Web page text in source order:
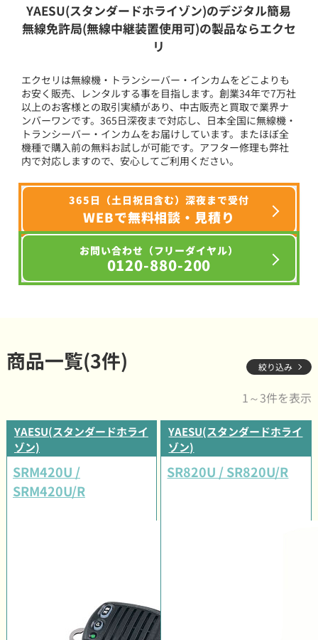
YAESU(スタンダードホライゾン)のデジタル簡易
無線免許局(無線中継装置使用可)の製品ならエクセ
リ
エクセリは無線機・トランシーバー・インカムをどこよりも
お安く販売、レンタルする事を目指します。創業34年で7万社
以上のお客様との取引実績があり、中古販売と買取で業界ナ
ンバーワンです。365日深夜まで対応し、日本全国に無線機・
トランシーバー・インカムをお届けしています。またほぼ全
機種で購入前の無料お試しが可能です。アフター修理も弊社
内で対応しますので、安心してご利用ください。
365日（土日祝日含む）深夜まで受付
WEBで無料相談・見積り
お問い合わせ（フリーダイヤル）
0120-880-200
商品一覧(3件) 絞り込み
1～3件を表示
YAESU(スタンダードホライ
ゾン)
SRM420U /
SRM420U/R
YAESU(スタンダードホライ
ゾン)
SR820U / SR820U/R